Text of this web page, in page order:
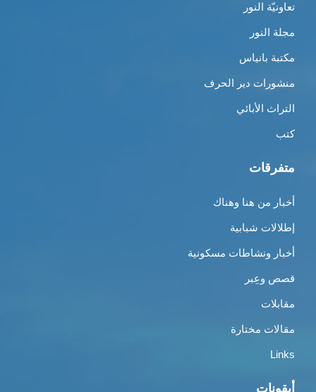
تعاونيّة النور
مجلة النور
مكتبة بانياس
منشورات دير الحرف
التراث الأبائي
كتب
متفرقات
أخبار من هنا وهناك
إطلالات شبابية
أخبار ونشاطات مسكونية
قصص وعِبر
مقابلات
مقالات مختارة
Links
أيقونات